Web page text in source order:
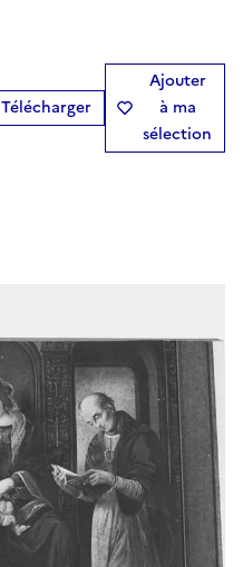
Télécharger
Ajouter
à ma
sélection